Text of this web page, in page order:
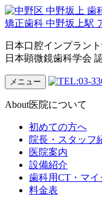
日本口腔インプラン
日本顕微鏡歯科学会
メニュー
About医院について
初めての方へ
院長・スタッフ
医院案内
設備紹介
歯科用CT・マ
料金表